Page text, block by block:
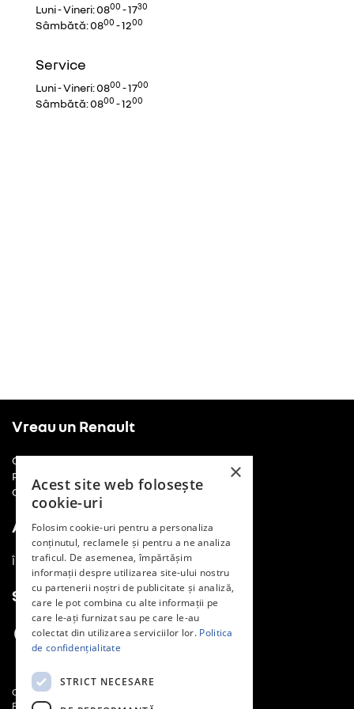
Luni - Vineri:0800 - 1730
Sâmbătă:0800 - 1200
Service
Luni - Vineri:0800 - 1700
Sâmbătă:0800 - 1200
Vreau un Renault
Cere o ofertă
Programează un drive test
Comunică cu noi
Am un Renault
Întreținere și reparații
Social Media
Contact
Politică de confidențialitate
×
Acest site web folosește
cookie-uri
Folosim cookie-uri pentru a personaliza
conținutul, reclamele și pentru a ne analiza
traficul. De asemenea, împărtășim
informații despre utilizarea site-ului nostru
cu partenerii noștri de publicitate și analiză,
care le pot combina cu alte informații pe
care le-ați furnizat sau pe care le-au
colectat din utilizarea serviciilor lor. Politica
de confidențialitate
STRICT NECESARE